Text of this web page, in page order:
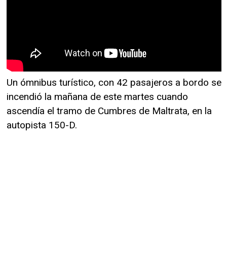
Un ómnibus turístico, con 42 pasajeros a bordo se
incendió la mañana de este martes cuando
ascendía el tramo de Cumbres de Maltrata, en la
autopista 150-D.